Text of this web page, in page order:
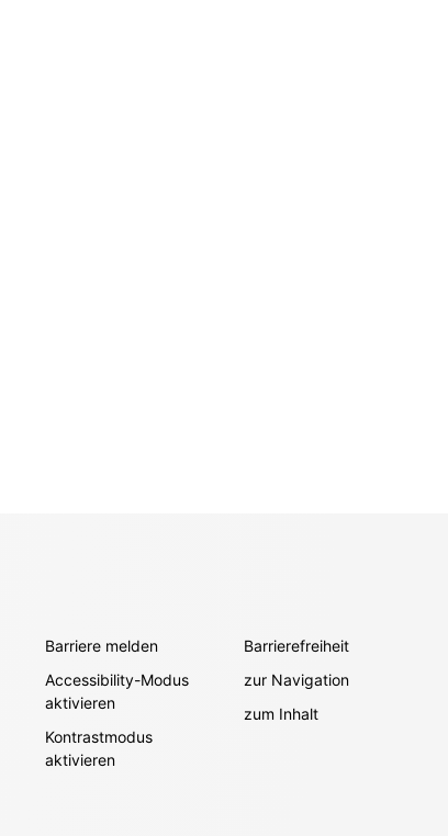
Barriere melden
Accessibility-Modus
aktivieren
Kontrastmodus
aktivieren
Barrierefreiheit
zur Navigation
zum Inhalt